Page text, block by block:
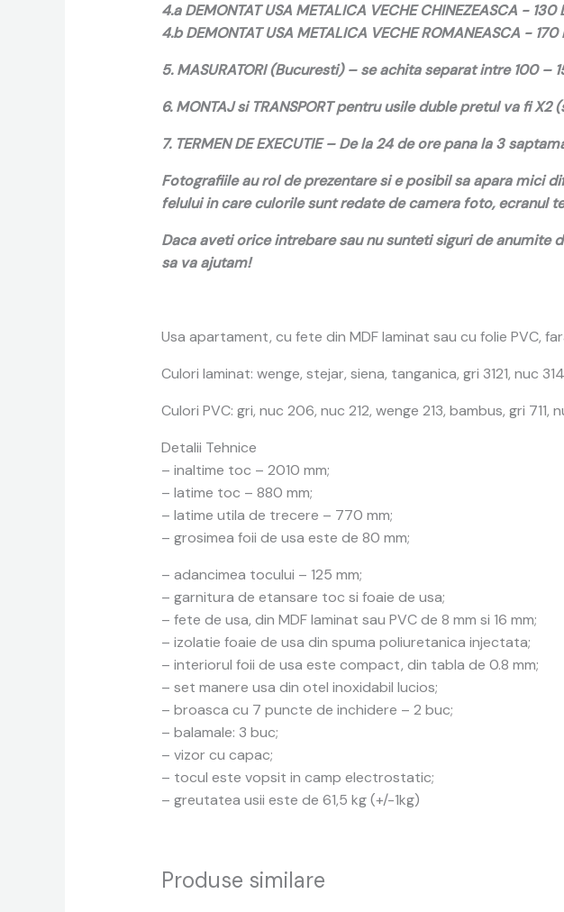
4.a DEMONTAT USA METALICA VECHE CHINEZEASCA - 130
4.b DEMONTAT USA METALICA VECHE ROMANEASCA - 170
5. MASURATORI (Bucuresti) – se achita separat intre 100 –
6. MONTAJ si TRANSPORT pentru usile duble pretul va fi X2
7. TERMEN DE EXECUTIE – De la 24 de ore pana la 3
Fotografiile au rol de prezentare si e posibil sa apara mici
felului in care culorile sunt redate de camera foto, ecranul
Daca aveti orice intrebare sau nu sunteti siguri de anumite
sa va ajutam!
Usa apartament, cu fete din MDF laminat sau cu folie PVC,
Culori laminat: wenge, stejar, siena, tanganica, gri 3121, nuc
Culori PVC: gri, nuc 206, nuc 212, wenge 213, bambus, gri 711,
Detalii Tehnice
– inaltime toc – 2010 mm;
– latime toc – 880 mm;
– latime utila de trecere – 770 mm;
– grosimea foii de usa este de 80 mm;
– adancimea tocului – 125 mm;
– garnitura de etansare toc si foaie de usa;
– fete de usa, din MDF laminat sau PVC de 8 mm si 16 mm;
– izolatie foaie de usa din spuma poliuretanica injectata;
– interiorul foii de usa este compact, din tabla de 0.8 mm;
– set manere usa din otel inoxidabil lucios;
– broasca cu 7 puncte de inchidere – 2 buc;
– balamale: 3 buc;
– vizor cu capac;
– tocul este vopsit in camp electrostatic;
– greutatea usii este de 61,5 kg (+/-1kg)
Produse similare